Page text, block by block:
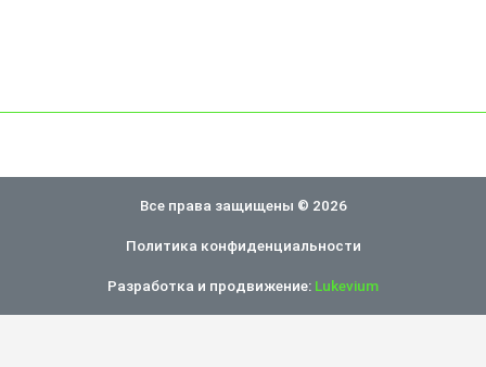
Все права защищены © 2026
Политика конфиденциальности
Разработка и продвижение: Lukevium